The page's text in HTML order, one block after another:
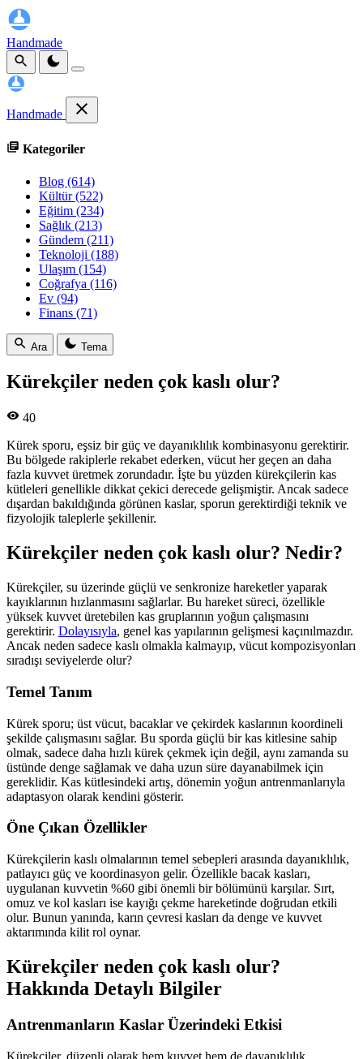
Handmade
Handmade
Kategoriler
Blog (614)
Kültür(522)
Eğitim (234)
Sağlık (213)
Gündem (211)
Teknoloji (188)
Ulaşım (154)
Coğrafya (116)
Ev (94)
Finans (71)
Ara Tema
Kürekçiler neden çok kaslı olur?
40
Kürek sporu, eşsiz bir güç ve dayanıklılık kombinasyonu gerektirir.
Bu bölgede rakiplerle rekabet ederken, vücut her geçen an daha
fazla kuvvet üretmek zorundadır. İşte bu yüzden kürekçilerin kas
kütleleri genellikle dikkat çekici derecede gelişmiştir. Ancak sadece
dışardan bakıldığında görünen kaslar, sporun gerektirdiği teknik ve
fizyolojik taleplerle şekillenir.
Kürekçiler neden çok kaslı olur? Nedir?
Kürekçiler, su üzerinde güçlü ve senkronize hareketler yaparak
kayıklarının hızlanmasını sağlarlar. Bu hareket süreci, özellikle
yüksek kuvvet üretebilen kas gruplarının yoğun çalışmasını
gerektirir. Dolayısıyla, genel kas yapılarının gelişmesi kaçınılmazdır.
Ancak neden sadece kaslı olmakla kalmayıp, vücut kompozisyonları
sıradışı seviyelerde olur?
Temel Tanım
Kürek sporu; üst vücut, bacaklar ve çekirdek kaslarının koordineli
şekilde çalışmasını sağlar. Bu sporda güçlü bir kas kitlesine sahip
olmak, sadece daha hızlı kürek çekmek için değil, aynı zamanda su
üstünde denge sağlamak ve daha uzun süre dayanabilmek için
gereklidir. Kas kütlesindeki artış, dönemin yoğun antrenmanlarıyla
adaptasyon olarak kendini gösterir.
Öne Çıkan Özellikler
Kürekçilerin kaslı olmalarının temel sebepleri arasında dayanıklılık,
patlayıcı güç ve koordinasyon gelir. Özellikle bacak kasları,
uygulanan kuvvetin %60 gibi önemli bir bölümünü karşılar. Sırt,
omuz ve kol kasları ise kayığı çekme hareketinde doğrudan etkili
olur. Bunun yanında, karın çevresi kasları da denge ve kuvvet
aktarımında kilit rol oynar.
Kürekçiler neden çok kaslı olur?
Hakkında Detaylı Bilgiler
Antrenmanların Kaslar Üzerindeki Etkisi
Kürekçiler, düzenli olarak hem kuvvet hem de dayanıklılık